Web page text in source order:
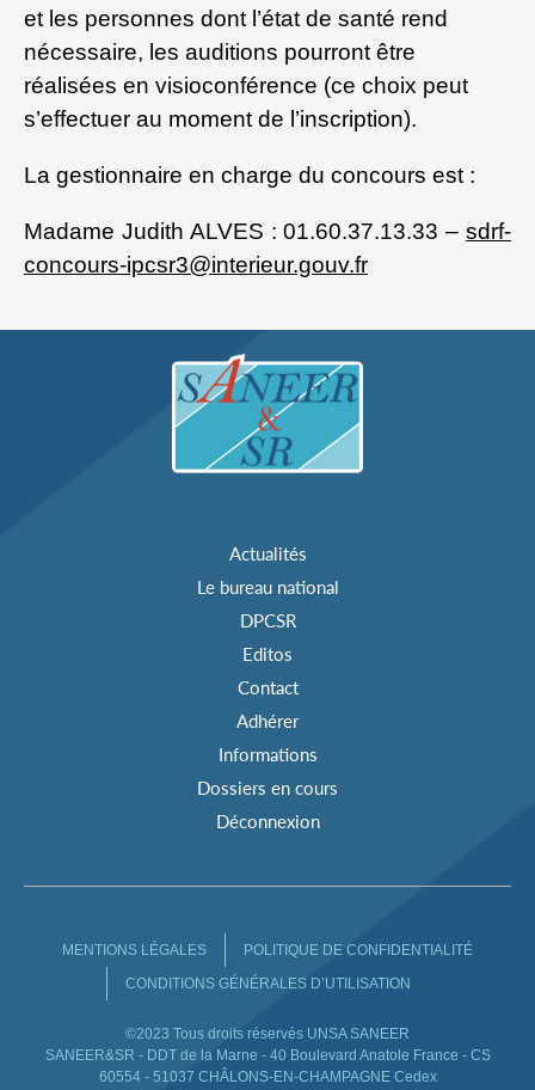
et les personnes dont l’état de santé rend
nécessaire, les auditions pourront être
réalisées en visioconférence (ce choix peut
s’effectuer au moment de l’inscription).
La gestionnaire en charge du concours est :
Madame Judith ALVES : 01.60.37.13.33 – sdrf-
concours-ipcsr3@interieur.gouv.fr
Actualités
Le bureau national
DPCSR
Editos
Contact
Adhérer
Informations
Dossiers en cours
Déconnexion
MENTIONS LÉGALES
POLITIQUE DE CONFIDENTIALITÉ
CONDITIONS GÉNÉRALES D’UTILISATION
©2023 Tous droits réservés UNSA SANEER
SANEER&SR - DDT de la Marne - 40 Boulevard Anatole France - CS
60554 - 51037 CHÂLONS-EN-CHAMPAGNE Cedex